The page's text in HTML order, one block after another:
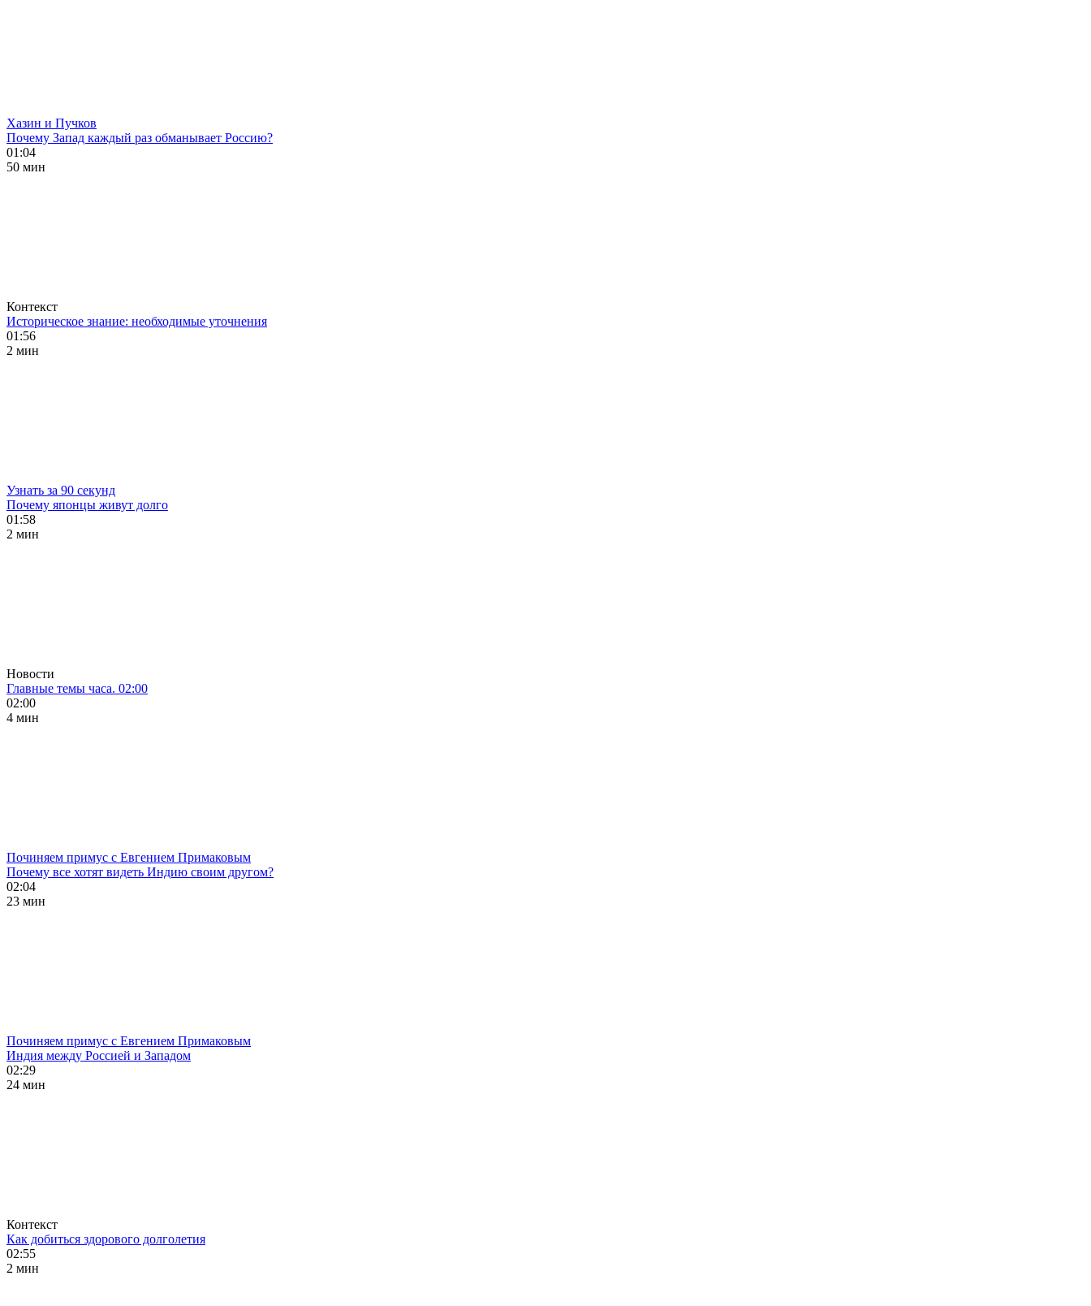
Хазин и Пучков
Почему Запад каждый раз обманывает Россию?
01:04
50 мин
Контекст
Историческое знание: необходимые уточнения
01:56
2 мин
Узнать за 90 секунд
Почему японцы живут долго
01:58
2 мин
Новости
Главные темы часа. 02:00
02:00
4 мин
Починяем примус с Евгением Примаковым
Почему все хотят видеть Индию своим другом?
02:04
23 мин
Починяем примус с Евгением Примаковым
Индия между Россией и Западом
02:29
24 мин
Контекст
Как добиться здорового долголетия
02:55
2 мин